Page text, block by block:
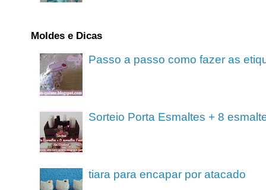
Moldes e Dicas
Passo a passo como fazer as
Sorteio Porta Esmaltes + 8
tiara para encapar por atacado